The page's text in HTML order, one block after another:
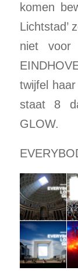
komen
Lichtstad’
niet voor
twijfel
staat 8
GLOW.